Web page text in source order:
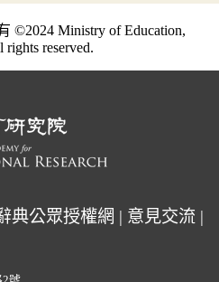
©2024 Ministry of Education,
reserved.
典公眾授權網 | 意見交流 |